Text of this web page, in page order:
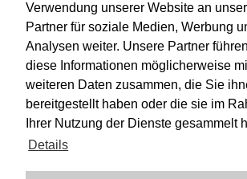
Verwendung unserer Website an
Partner für soziale Medien, Werbung
Analysen weiter. Unsere Partner führen
diese Informationen möglicherweise
weiteren Daten zusammen, die Sie
bereitgestellt haben oder die sie im
Ihrer Nutzung der Dienste gesammelt
Details
Impressum Kontakt Hilfe
Barrierefreiheit